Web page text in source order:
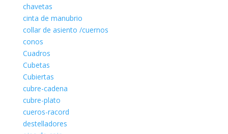
chavetas
cinta de manubrio
collar de asiento /cuernos
conos
Cuadros
Cubetas
Cubiertas
cubre-cadena
cubre-plato
cueros-racord
destelladores